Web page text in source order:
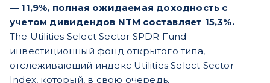
— 11,9%, полная ожидаемая доходность с
учетом дивидендов NTM составляет 15,3%.
The Utilities Select Sector SPDR Fund —
инвестиционный фонд открытого типа,
отслеживающий индекс Utilities Select Sector
Index, который, в свою очередь,